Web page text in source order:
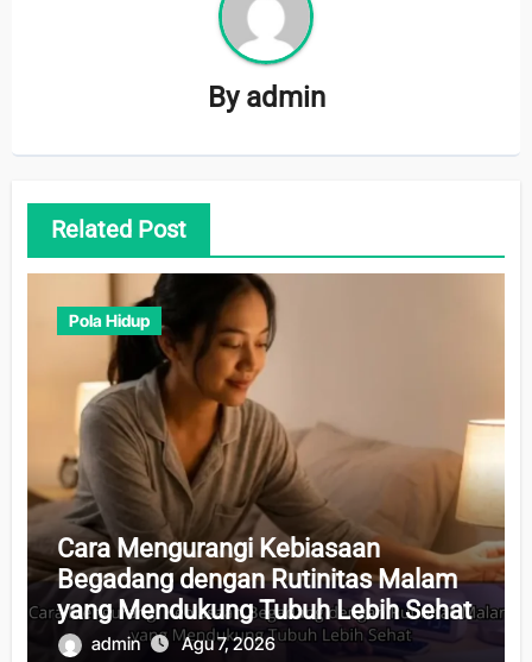
By admin
Related Post
Pola Hidup
Cara Mengurangi Kebiasaan
Begadang dengan Rutinitas Malam
yang Mendukung Tubuh Lebih Sehat
admin Agu 7, 2026